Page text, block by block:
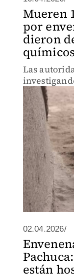
Mueren
por
dieron
químicos
Las
02.04.2026/
están